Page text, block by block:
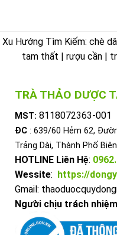
Xu Hướng Tìm Kiếm: chè
tam thất | rượu cần |
TRÀ THẢO DƯỢC
MST: 8118072363-001
ĐC : 639/60 Hẻm 62,
Trảng Dài, Thành Phố
HOTLINE Liên Hệ:
Wessite: https://
Gmail:
Người chịu trách nhiệm